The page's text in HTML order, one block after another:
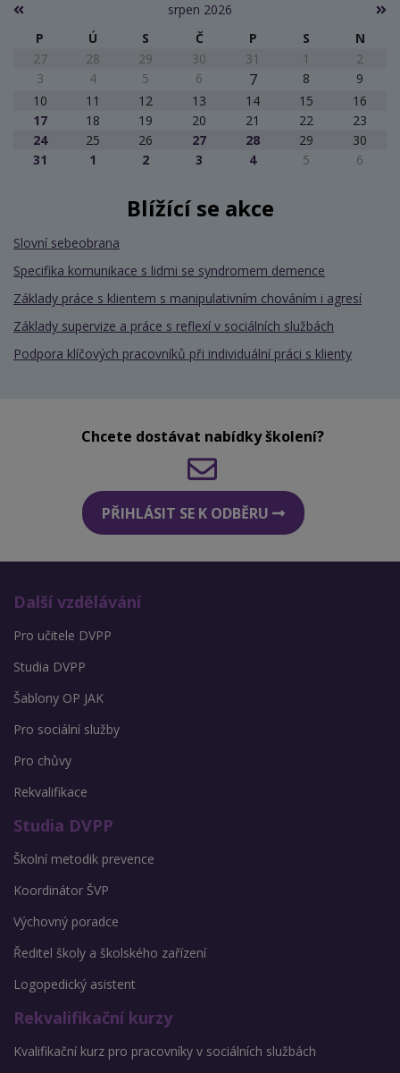
srpen 2026
P
Ú S Č P S
N
27
28 29 30 31 1
2
3
4 5 6 7 8
9
10
11 12 13 14 15
16
17
18 19 20 21 22
23
24
25 26 27 28 29
30
31
1 2 3 4 5 6
Blížící se akce
Slovní sebeobrana
Specifika komunikace s lidmi se syndromem demence
Základy práce s klientem s manipulativním chováním i agresí
Základy supervize a práce s reflexí v sociálních službách
Podpora klíčových pracovníků při individuální práci s klienty
Chcete dostávat nabídky školení?
PŘIHLÁSIT SE K ODBĚRU
Další vzdělávání
Pro učitele DVPP
Studia DVPP
Šablony OP JAK
Pro sociální služby
Pro chůvy
Rekvalifikace
Studia DVPP
Školní metodik prevence
Koordinátor ŠVP
Výchovný poradce
Ředitel školy a školského zařízení
Logopedický asistent
Rekvalifikační kurzy
Kvalifikační kurz pro pracovníky v sociálních službách